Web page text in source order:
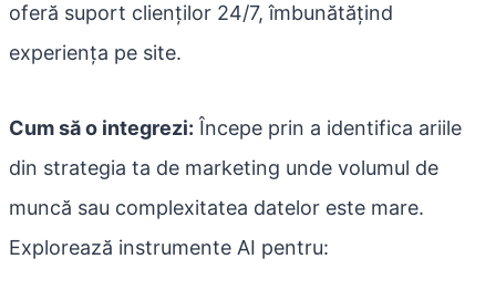
oferă suport clienților 24/7, îmbunătățind
experiența pe site.
Cum să o integrezi: Începe prin a identifica ariile
din strategia ta de marketing unde volumul de
muncă sau complexitatea datelor este mare.
Explorează instrumente AI pentru: